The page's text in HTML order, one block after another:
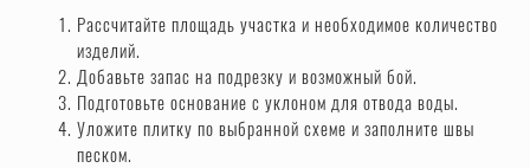
Рассчитайте площадь участка и необходимое количество
изделий.
Добавьте запас на подрезку и возможный бой.
Подготовьте основание с уклоном для отвода воды.
Уложите плитку по выбранной схеме и заполните швы
песком.